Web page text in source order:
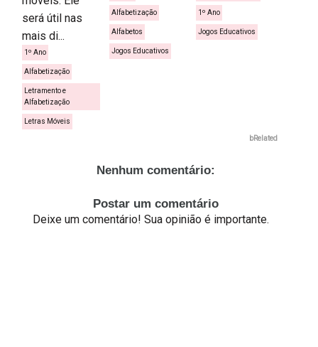
será útil nas
mais di...
1º Ano
Alfabetização
Letramento e
Alfabetização
Letras Móveis
Alfabetização
Alfabetos
Jogos Educativos
1º Ano
Jogos Educativos
bRelated
Nenhum comentário:
Postar um comentário
Deixe um comentário! Sua opinião é importante.